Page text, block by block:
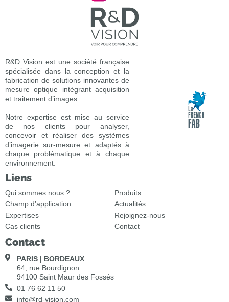
R&D Vision est une société française
spécialisée dans la conception et la
fabrication de solutions innovantes de
mesure optique intégrant acquisition
et traitement d’images.
Notre expertise est mise au service
de nos clients pour analyser,
concevoir et réaliser des systèmes
d’imagerie sur-mesure et adaptés à
chaque problématique et à chaque
environnement.
Liens
Qui sommes nous ?
Champ d’application
Expertises
Cas clients
Produits
Actualités
Rejoignez-nous
Contact
Contact
PARIS | BORDEAUX
64, rue Bourdignon
94100 Saint Maur des Fossés
01 76 62 11 50
info@rd-vision.com